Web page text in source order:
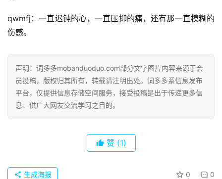
qwmfj：一直迟钝的心，一直压抑的痛，还有那一直模糊的
伤感。
声明：词多多mobanduoduo.com部分文字图片内容来源于会
员投稿，版权归其所有，转载请注明出处。词多多系信息发布
平台，仅提供信息存储空间服务，接受投稿是出于传递更多信
息、供广大网友交流学习之目的。
赞 (1)
0 0
生成海报